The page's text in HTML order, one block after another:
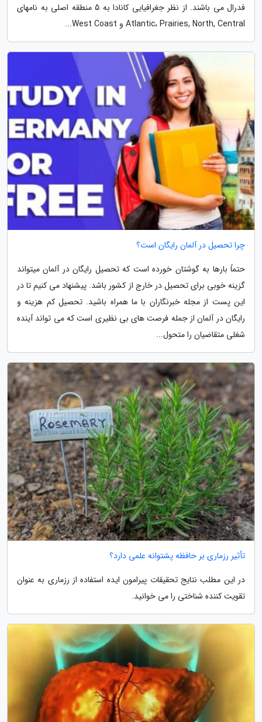
فدرال می باشند. از نظر جغرافیایی کانادا به 5 منطقه اصلی به نامهای
Atlantic، Prairies, North, Central و West Coast...
چرا تحصیل در آلمان رایگان است؟
حتماً بارها به گوشتان خورده است که تحصیل رایگان در آلمان میتواند
گزینه خوبی برای تحصیل در خارج از کشور باشد. پیشنهاد می کنیم تا در
این پست از مجله خبرنگاران با ما همراه باشید. تحصیل کم هزینه و
رایگان در آلمان از جمله فرصت های بی نظیری است که می تواند آینده
شغلی متقاضیان را متحول...
تأثیر رزماری بر حافظه پشتوانه علمی دارد؟
در این مطلب نتایج تحقیقات پیرامون ایده استفاده از رزماری به عنوان
تقویت کننده شناختی را می خوانید.